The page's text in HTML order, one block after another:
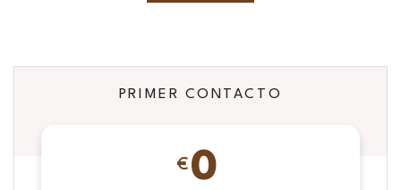
PRIMER CONTACTO
€ 0